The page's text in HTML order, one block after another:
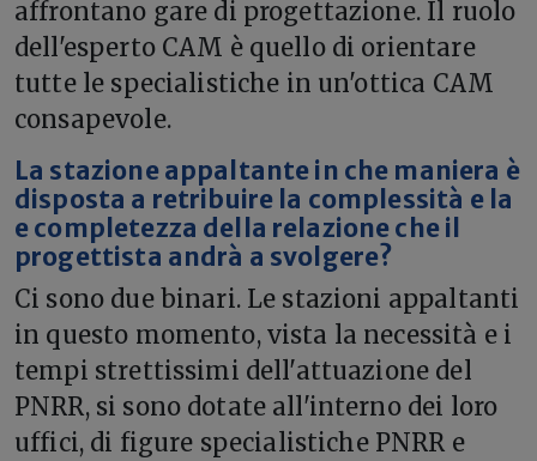
affrontano gare di progettazione. Il ruolo
dell'esperto CAM è quello di orientare
tutte le specialistiche in un'ottica CAM
consapevole.
La stazione appaltante in che maniera è
disposta a retribuire la complessità e la
e completezza della relazione che il
progettista andrà a svolgere?
Ci sono due binari. Le stazioni appaltanti
in questo momento, vista la necessità e i
tempi strettissimi dell'attuazione del
PNRR, si sono dotate all'interno dei loro
uffici, di figure specialistiche PNRR e